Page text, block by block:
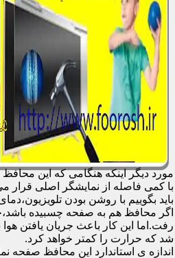
مورد دیگر اینکه هنگامی که این
با کمی فاصله از نمایشگر اصلی قرار
باید بگوییم با روشن بودن
اگر محافظ هم به صفحه چسبیده
رفت.اما این کار باعث جریان یافتن
شد که حرارت را کمتر خواهد کرد.
اندازه ی استاندارد این محافظ صفحه